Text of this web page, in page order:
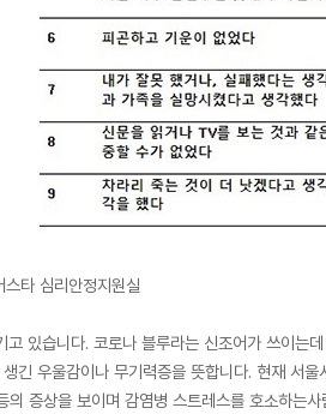
타 심리안정지원실
고 있습니다. 코로나 블루라는 신조어가 쓰이
긴 우울감이나 무기력증을 뜻합니다. 현재 서
증상을 보이며 감염병 스트레스를 호소하는